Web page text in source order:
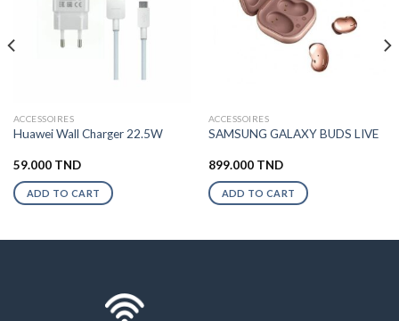
ACCESSOIRES
Huawei Wall Charger 22.5W
59.000 TND
ADD TO CART
ACCESSOIRES
SAMSUNG GALAXY BUDS LIVE
899.000 TND
ADD TO CART